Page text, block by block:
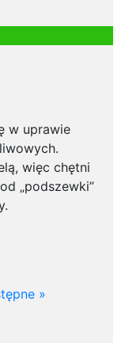
w uprawie
więc chętni
„podszewki”
»